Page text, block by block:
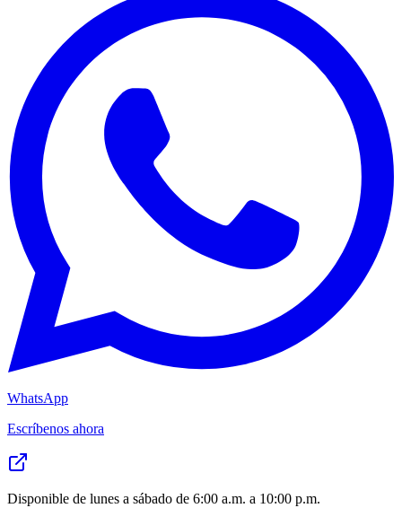
WhatsApp
Escríbenos ahora
Disponible de lunes a sábado de 6:00 a.m. a 10:00 p.m.